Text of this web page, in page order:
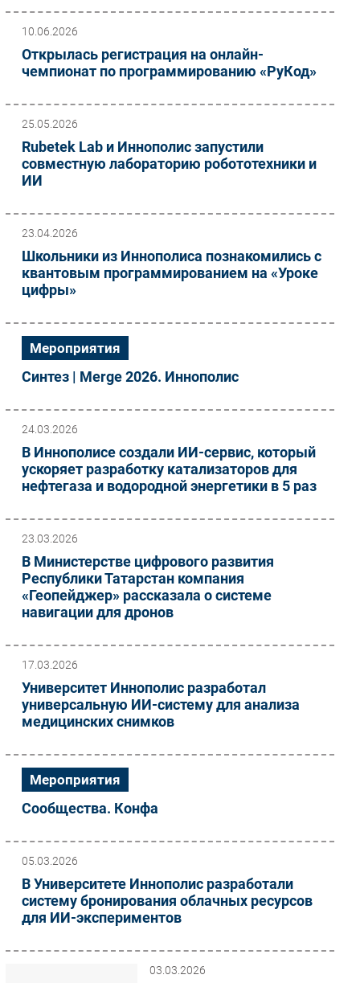
10.06.2026
Открылась регистрация на онлайн-
чемпионат по программированию «РуКод»
25.05.2026
Rubetek Lab и Иннополис запустили
совместную лабораторию робототехники и
ИИ
23.04.2026
Школьники из Иннополиса познакомились с
квантовым программированием на «Уроке
цифры»
Мероприятия
Синтез | Merge 2026. Иннополис
24.03.2026
В Иннополисе создали ИИ-сервис, который
ускоряет разработку катализаторов для
нефтегаза и водородной энергетики в 5 раз
23.03.2026
В Министерстве цифрового развития
Республики Татарстан компания
«Геопейджер» рассказала о системе
навигации для дронов
17.03.2026
Университет Иннополис разработал
универсальную ИИ-систему для анализа
медицинских снимков
Мероприятия
Сообщества. Конфа
05.03.2026
В Университете Иннополис разработали
систему бронирования облачных ресурсов
для ИИ-экспериментов
03.03.2026